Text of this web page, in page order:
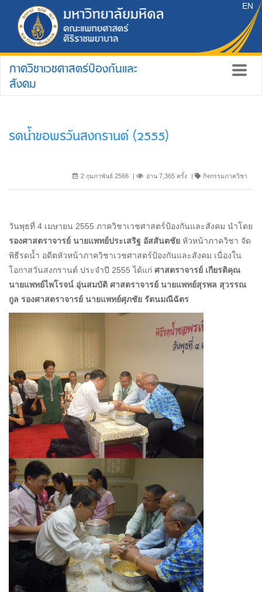
EN
ภาควิชาเวชศาสตร์ป้องกันและ
สังคม
รดน้ำขอพรวันสงกรานต์ (2555)
2 กุมภาพันธ์ 2566 อ่าน 7,365 ครั้ง กิจกรรมภาควิชา
วันพุธที่ 4 เมษายน 2555 ภาควิชาเวชศาสตร์ป้องกันและสังคม นำโดย
รองศาสตราจารย์ นายแพทย์ประเสริฐ อัสสันตชัย หัวหน้าภาควิชา จัด
พิธีรดน้ำ อดีตหัวหน้าภาควิชาเวชศาสตร์ป้องกันและสังคม เนื่องใน
โอกาสวันสงกรานต์ ประจำปี 2555 ได้แก่ ศาสตราจารย์ เกียรติคุณ
นายแพทย์ไพโรจน์ อุ่นสมบัติ ศาสตราจารย์ นายแพทย์สุรพล สุวรรณ
กูล รองศาสตราจารย์ นายแพทย์ศุภชัย รัตนมณีฉัตร